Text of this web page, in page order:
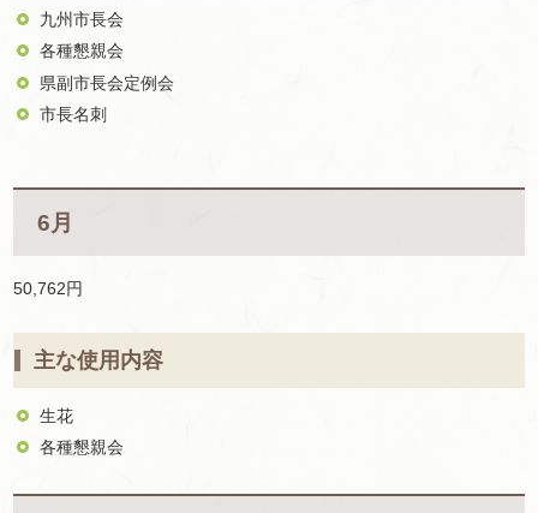
九州市長会
各種懇親会
県副市長会定例会
市長名刺
6月
50,762円
主な使用内容
生花
各種懇親会